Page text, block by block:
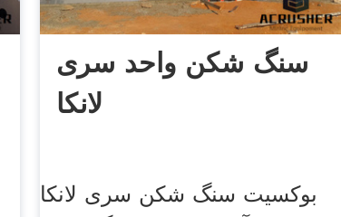
سنگ شکن واحد سری
لانکا
بوکسیت سنگ شکن سری لانکا